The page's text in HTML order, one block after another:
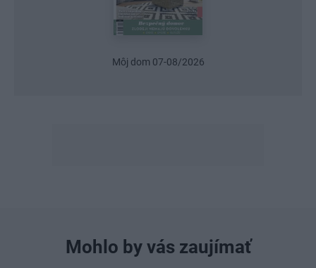
Môj dom 07-08/2026
Mohlo by vás zaujímať